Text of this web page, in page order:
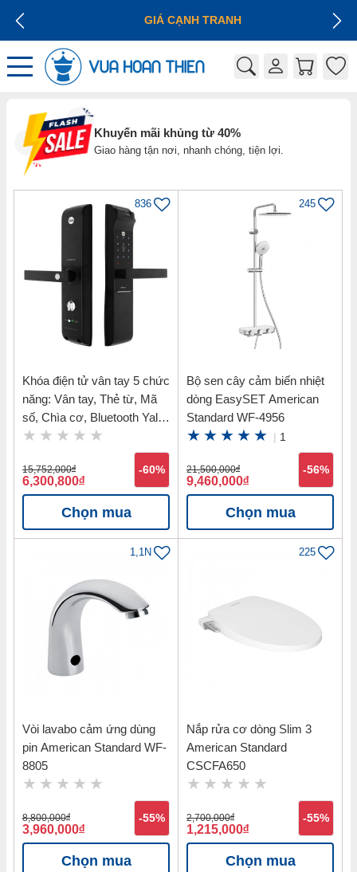
GIÁ CẠNH TRANH
Khuyến mãi khủng từ 40%
Giao hàng tận nơi, nhanh chóng, tiện lợi.
836
Khóa điện tử vân tay 5 chức
năng: Vân tay, Thẻ từ, Mã
số, Chìa cơ, Bluetooth Yale
YDM7116 MB
15,752,000đ
6,300,800đ
-60%
Chọn mua
245
Bộ sen cây cảm biến nhiệt
dòng EasySET American
Standard WF-4956
| 1
21,500,000đ
9,460,000đ
-56%
Chọn mua
1,1N
Vòi lavabo cảm ứng dùng
pin American Standard WF-
8805
8,800,000đ
3,960,000đ
-55%
Chọn mua
225
Nắp rửa cơ dòng Slim 3
American Standard
CSCFA650
2,700,000đ
1,215,000đ
-55%
Chọn mua